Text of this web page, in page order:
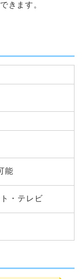
きます。
能
・テレビ